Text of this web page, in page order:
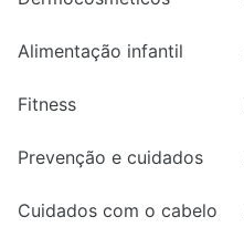
Alimentação infantil
Fitness
Prevenção e cuidados
Cuidados com o cabelo